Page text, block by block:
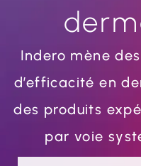
Indero mène
d’efficacité en
des produits
par voie